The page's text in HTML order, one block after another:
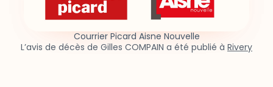
Courrier Picard Aisne Nouvelle
L’avis de décès de Gilles COMPAIN a été publié à Rivery